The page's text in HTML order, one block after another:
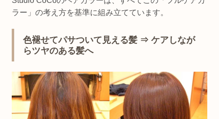
ラー」の考え方を基準に組み立てています。
色褪せてパサついて見える髪 ⇒ ケアしなが
らツヤのある髪へ